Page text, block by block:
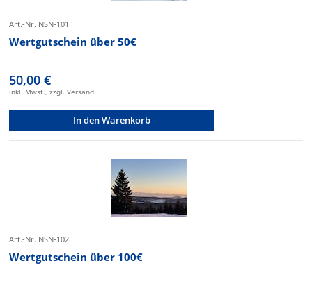
Art.-Nr. NSN-101
Wertgutschein über 50€
50,00 €
inkl. Mwst., zzgl. Versand
In den Warenkorb
Art.-Nr. NSN-102
Wertgutschein über 100€